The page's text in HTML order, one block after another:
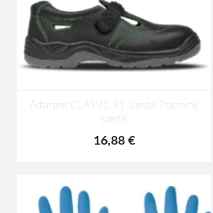
Adamant CLASSIC S1 Sandal Pracovný
sandál
16,88 €